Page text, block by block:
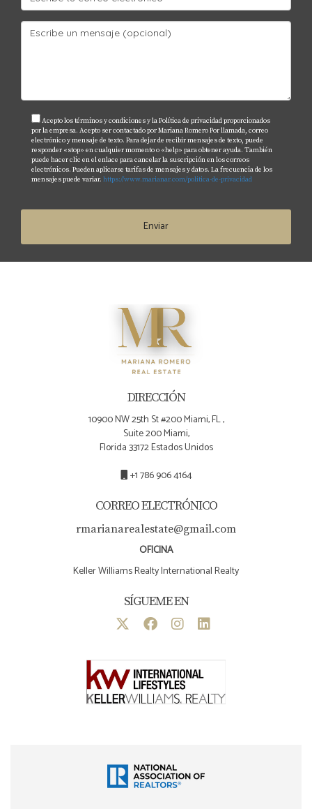
Acepto los términos y condiciones y la Política de privacidad proporcionados
por la empresa. Acepto ser contactado por Mariana Romero Por llamada, correo
electrónico y mensaje de texto. Para dejar de recibir mensajes de texto, puede
responder «stop» en cualquier momento o «help» para obtener ayuda. También
puede hacer clic en el enlace para cancelar la suscripción en los correos
electrónicos. Pueden aplicarse tarifas de mensajes y datos. La frecuencia de los
mensajes puede variar. https://www.marianar.com/politica-de-privacidad
Enviar
DIRECCIÓN
10900 NW 25th St #200 Miami, FL ,
Suite 200 Miami,
Florida 33172 Estados Unidos
+1 786 906 4164
CORREO ELECTRÓNICO
rmarianarealestate@gmail.com
OFICINA
Keller Williams Realty International Realty
SÍGUEME EN